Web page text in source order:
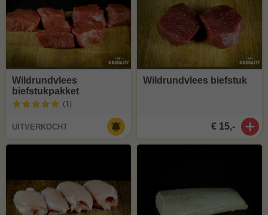
Wildrundvlees
biefstukpakket
(1)
UITVERKOCHT
Wildrundvlees biefstuk
€ 15,-